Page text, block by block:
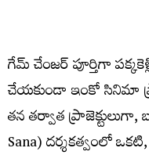
గేమ్చేంజర్పూర్తిగా
చేయకుండా ఇంకో సినిమా
తన తర్వాత ప్రాజెక్టులుగా,
Sana) దర్శకత్వంలో